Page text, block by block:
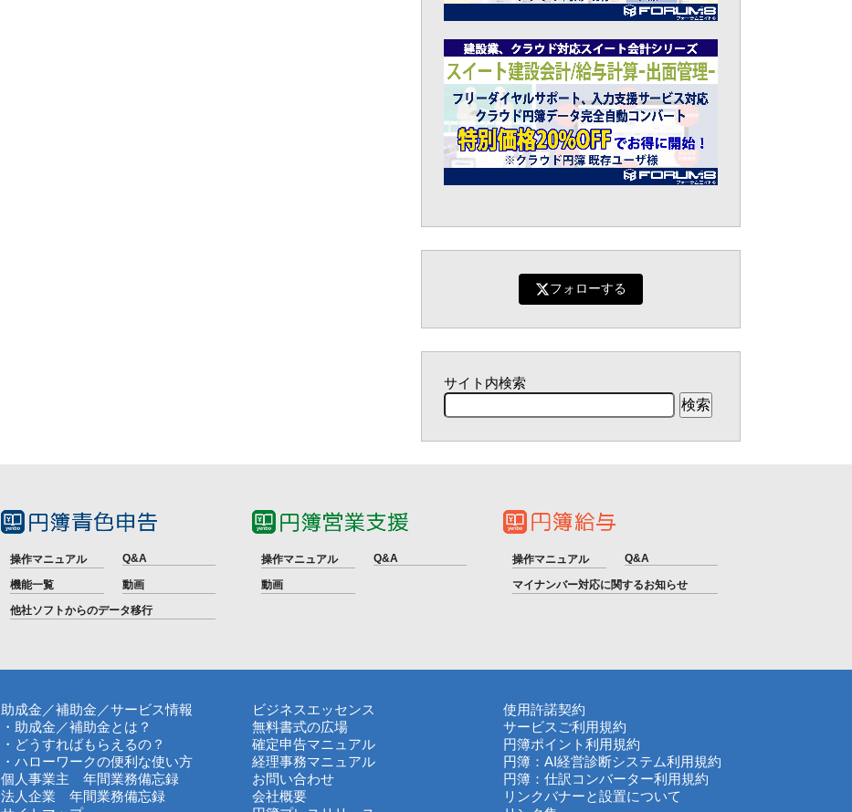
フォローする
サイト内検索
操作マニュアル Q&A
機能一覧
動画
他社ソフトからのデータ移行
操作マニュアル Q&A
動画
操作マニュアル Q&A
マイナンバー対応に関するお知らせ
助成金／補助金／サービス情報
・助成金／補助金とは？
・どうすればもらえるの？
・ハローワークの便利な使い方
個人事業主 年間業務備忘録
法人企業 年間業務備忘録
ビジネスエッセンス
無料書式の広場
確定申告マニュアル
経理事務マニュアル
お問い合わせ
会社概要
使用許諾契約
サービスご利用規約
円簿ポイント利用規約
円簿：AI経営診断システム利用規約
円簿：仕訳コンバーター利用規約
リンクバナーと設置について